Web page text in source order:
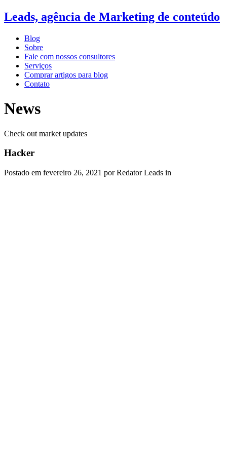
Leads, agência de Marketing de conteúdo
Blog
Sobre
Fale com nossos consultores
Serviços
Comprar artigos para blog
Contato
News
Check out market updates
Hacker
Postado em fevereiro 26, 2021 por Redator Leads in